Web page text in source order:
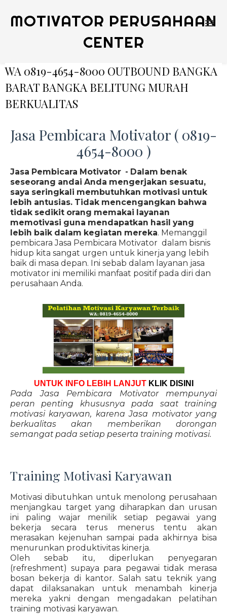
MOTIVATOR PERUSAHAAN
CENTER
WA 0819-4654-8000 OUTBOUND BANGKA
BARAT BANGKA BELITUNG MURAH
BERKUALITAS
Jasa Pembicara Motivator ( 0819-
4654-8000 )
Jasa Pembicara Motivator - Dalam benak
seseorang andai Anda mengerjakan sesuatu,
saya seringkali membutuhkan motivasi untuk
lebih antusias. Tidak mencengangkan bahwa
tidak sedikit orang memakai layanan
memotivasi guna mendapatkan hasil yang
lebih baik dalam kegiatan mereka. Memanggil
pembicara Jasa Pembicara Motivator dalam bisnis
hidup kita sangat urgen untuk kinerja yang lebih
baik di masa depan. Ini sebab dalam layanan jasa
motivator ini memiliki manfaat positif pada diri dan
perusahaan Anda.
UNTUK INFO LEBIH LANJUT KLIK DISINI
Pada Jasa Pembicara Motivator mempunyai
peran penting khususnya pada saat training
motivasi karyawan, karena Jasa motivator yang
berkualitas akan memberikan dorongan
semangat pada setiap peserta training motivasi.
Training Motivasi Karyawan
Motivasi dibutuhkan untuk menolong perusahaan
menjangkau target yang diharapkan dan urusan
ini paling wajar menilik setiap pegawai yang
bekerja secara terus menerus tentu akan
merasakan kejenuhan sampai pada akhirnya bisa
menurunkan produktivitas kinerja.
Oleh sebab itu, diperlukan penyegaran
(refreshment) supaya para pegawai tidak merasa
bosan bekerja di kantor. Salah satu teknik yang
dapat dilaksanakan untuk menambah kinerja
mereka yakni dengan mengadakan pelatihan
training motivasi karyawan.